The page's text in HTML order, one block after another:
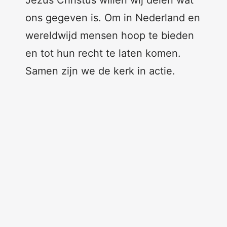
ons gegeven is. Om in Nederland en
wereldwijd mensen hoop te bieden
en tot hun recht te laten komen.
Samen zijn we de kerk in actie.